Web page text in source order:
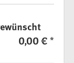
0,00 € *